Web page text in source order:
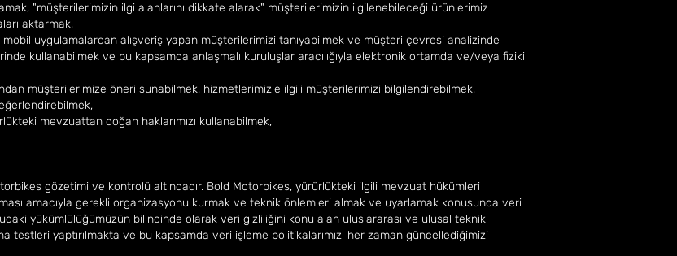
"müşterilerimizin ilgi alanlarını dikkate alarak" müşterilerimizin ilgilenebileceği ürünlerimiz
aktarmak,
uygulamalardan alışveriş yapan müşterilerimizi tanıyabilmek ve müşteri çevresi analizinde
kullanabilmek ve bu kapsamda anlaşmalı kuruluşlar aracılığıyla elektronik ortamda ve/veya fiziki
müşterilerimize öneri sunabilmek, hizmetlerimizle ilgili müşterilerimizi bilgilendirebilmek,
mevzuattan doğan haklarımızı kullanabilmek,
gözetimi ve kontrolü altındadır. Bold Motorbikes, yürürlükteki ilgili mevzuat hükümleri
amacıyla gerekli organizasyonu kurmak ve teknik önlemleri almak ve uyarlamak konusunda veri
yükümlülüğümüzün bilincinde olarak veri gizliliğini konu alan uluslararası ve ulusal teknik
testleri yaptırılmakta ve bu kapsamda veri işleme politikalarımızı her zaman güncellediğimizi